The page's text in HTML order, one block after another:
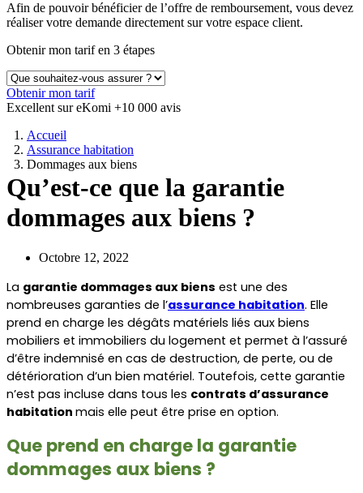
Afin de pouvoir bénéficier de l’offre de remboursement, vous devez
réaliser votre demande directement sur votre espace client.
Obtenir mon tarif en 3 étapes
Obtenir mon tarif
Excellent sur eKomi +10 000 avis
Accueil
Assurance habitation
Dommages aux biens
Qu’est-ce que la garantie
dommages aux biens ?
Octobre 12, 2022
La garantie dommages aux biens est une des
nombreuses garanties de l’assurance habitation. Elle
prend en charge les dégâts matériels liés aux biens
mobiliers et immobiliers du logement et permet à l’assuré
d’être indemnisé en cas de destruction, de perte, ou de
détérioration d’un bien matériel. Toutefois, cette garantie
n’est pas incluse dans tous les contrats d’assurance
habitation mais elle peut être prise en option.
Que prend en charge la garantie
dommages aux biens ?